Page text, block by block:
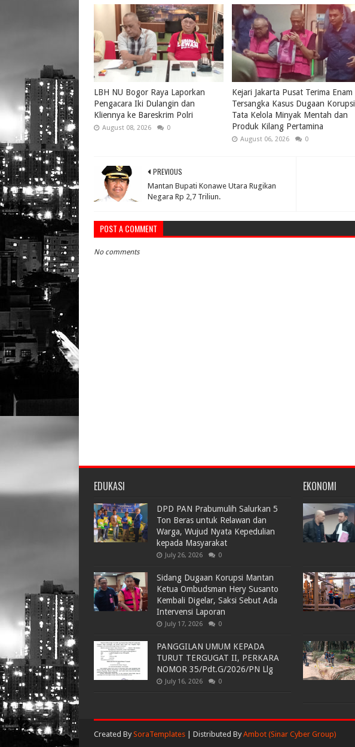
LBH NU Bogor Raya Laporkan
Pengacara Iki Dulangin dan
Kliennya ke Bareskrim Polri
August 08, 2026 0
Kejari Jakarta Pusat Terima Enam
Tersangka Kasus Dugaan Korupsi
Tata Kelola Minyak Mentah dan
Produk Kilang Pertamina
August 06, 2026 0
PREVIOUS
Mantan Bupati Konawe Utara Rugikan
Negara Rp 2,7 Triliun.
POST A COMMENT
No comments
EDUKASI
DPD PAN Prabumulih Salurkan 5
Ton Beras untuk Relawan dan
Warga, Wujud Nyata Kepedulian
kepada Masyarakat
July 26, 2026 0
Sidang Dugaan Korupsi Mantan
Ketua Ombudsman Hery Susanto
Kembali Digelar, Saksi Sebut Ada
Intervensi Laporan
July 17, 2026 0
PANGGILAN UMUM KEPADA
TURUT TERGUGAT II, PERKARA
NOMOR 35/Pdt.G/2026/PN Llg
July 16, 2026 0
EKONOMI
Created By SoraTemplates | Distributed By Ambot (Sinar Cyber Group)